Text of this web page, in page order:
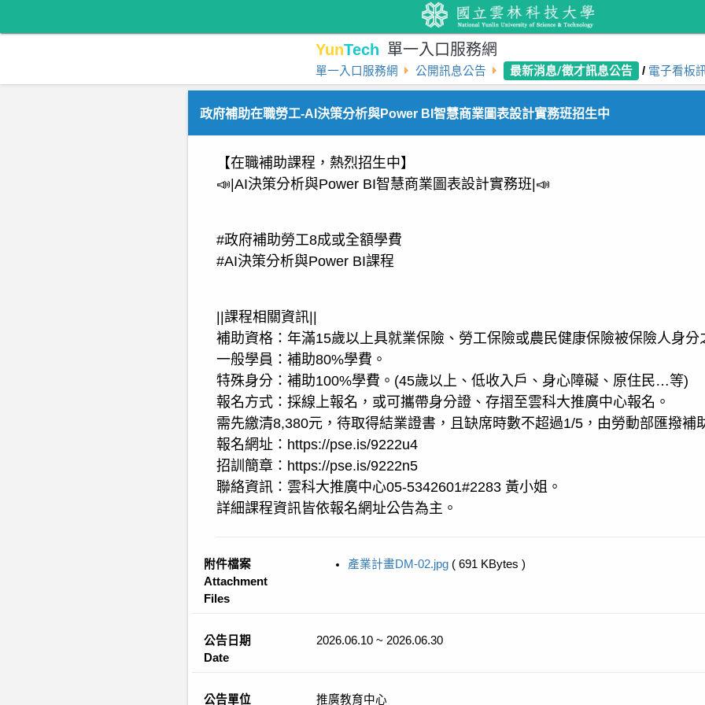
YunTech 單一入口服務網
單一入口服務網 公開訊息公告 最新消息/徵才訊息公告 / 電子看板
政府補助在職勞工-AI決策分析與Power BI智慧商業圖表設計實務班招生中
【在職補助課程，熱烈招生中】
📣|AI決策分析與Power BI智慧商業圖表設計實務班|📣
#政府補助勞工8成或全額學費
#AI決策分析與Power BI課程
||課程相關資訊||
補助資格：年滿15歲以上具就業保險、勞工保險或農民健康保險被保險人身
一般學員：補助80%學費。
特殊身分：補助100%學費。(45歲以上、低收入戶、身心障礙、原住民…等)
報名方式：採線上報名，或可攜帶身分證、存摺至雲科大推廣中心報名。
需先繳清8,380元，待取得結業證書，且缺席時數不超過1/5，由勞動部匯撥補
報名網址：https://pse.is/9222u4
招訓簡章：https://pse.is/9222n5
聯絡資訊：雲科大推廣中心05-5342601#2283 黃小姐。
詳細課程資訊皆依報名網址公告為主。
附件檔案
Attachment
Files
產業計畫DM-02.jpg ( 691 KBytes )
公告日期
Date
2026.06.10 ~ 2026.06.30
公告單位 推廣教育中心